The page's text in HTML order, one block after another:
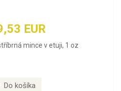
EUR
mince v etuji, 1 oz
Do košíka